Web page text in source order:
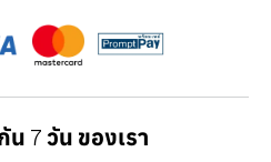
น 7 วัน ของเรา